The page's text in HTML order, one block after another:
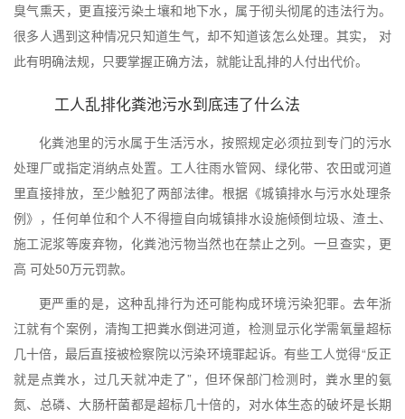
臭气熏天，更直接污染土壤和地下水，属于彻头彻尾的违法行为。
很多人遇到这种情况只知道生气，却不知道该怎么处理。其实， 对
此有明确法规，只要掌握正确方法，就能让乱排的人付出代价。
工人乱排化粪池污水到底违了什么法
化粪池里的污水属于生活污水，按照规定必须拉到专门的污水
处理厂或指定消纳点处置。工人往雨水管网、绿化带、农田或河道
里直接排放，至少触犯了两部法律。根据《城镇排水与污水处理条
例》，任何单位和个人不得擅自向城镇排水设施倾倒垃圾、渣土、
施工泥浆等废弃物，化粪池污物当然也在禁止之列。一旦查实，更
高 可处50万元罚款。
更严重的是，这种乱排行为还可能构成环境污染犯罪。去年浙
江就有个案例，清掏工把粪水倒进河道，检测显示化学需氧量超标
几十倍，最后直接被检察院以污染环境罪起诉。有些工人觉得“反正
就是点粪水，过几天就冲走了”，但环保部门检测时，粪水里的氨
氮、总磷、大肠杆菌都是超标几十倍的，对水体生态的破坏是长期